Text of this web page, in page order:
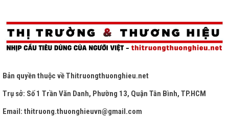
Bản quyền thuộc vềThitruongthuonghieu.net
Trụ sở: Số 1 Trần Văn Danh, Phường 13, Quận Tân Bình, TP.HCM
Email: thitruong.thuonghieuvn@gmail.com